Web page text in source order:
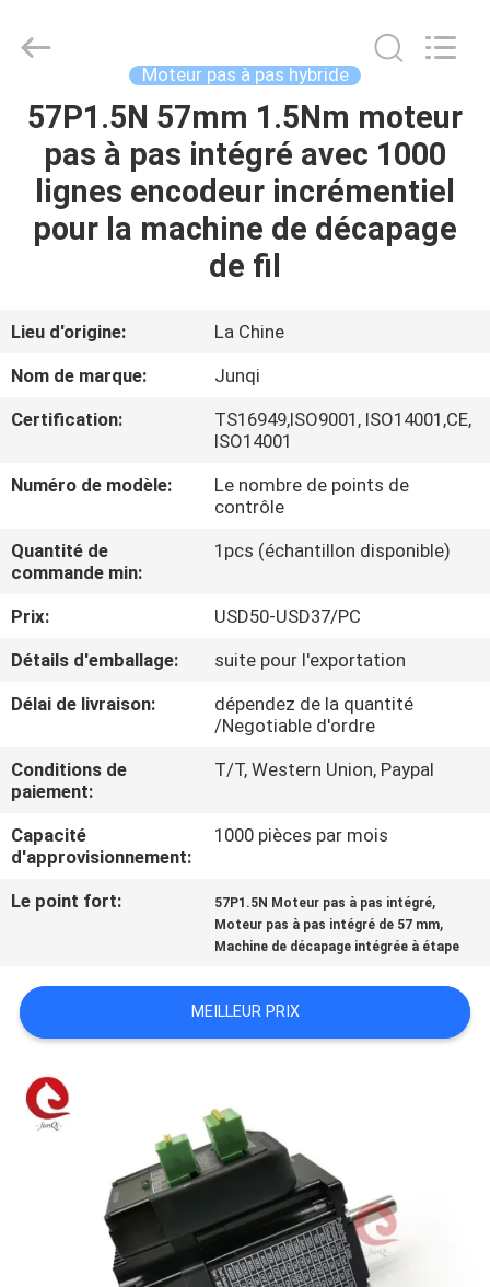
MAISON
À
PROPOS
DE
DE
L'USINE
CONTRÔLE
DE
QUALITÉ
NOUS
CONTACTER
DEMANDEZ
UN DEVIS
PLAN
POLITIQUE
Junqi
International
Rights
Reserved.
Moteur pas à pas hybride
57P1.5N 57mm 1.5Nm moteur
pas à pas intégré avec 1000
lignes encodeur incrémentiel
pour la machine de décapage
de fil
Lieu d'origine:
La Chine
Nom de marque:
Junqi
Certification:
TS16949,ISO9001, ISO14001,CE,
ISO14001
Numéro de modèle:
Le nombre de points de
contrôle
Quantité de
commande min:
1pcs (échantillon disponible)
Prix:
USD50-USD37/PC
Détails d'emballage:
suite pour l'exportation
Délai de livraison:
dépendez de la quantité
/Negotiable d'ordre
Conditions de
paiement:
T/T, Western Union, Paypal
Capacité
d'approvisionnement:
1000 pièces par mois
Le point fort: 57P1.5N Moteur pas à pas intégré,
Moteur pas à pas intégré de 57 mm,
Machine de décapage intégrée à étape
MEILLEUR PRIX